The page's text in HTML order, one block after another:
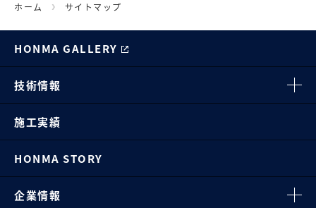
ホーム サイトマップ
HONMA GALLERY
技術情報
施工実績
HONMA STORY
企業情報